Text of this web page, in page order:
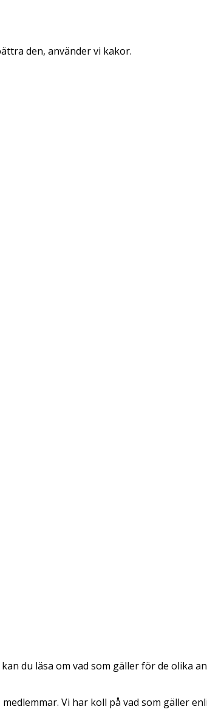
den, använder vi kakor.
du läsa om vad som gäller för de olika
Vi har koll på vad som gäller